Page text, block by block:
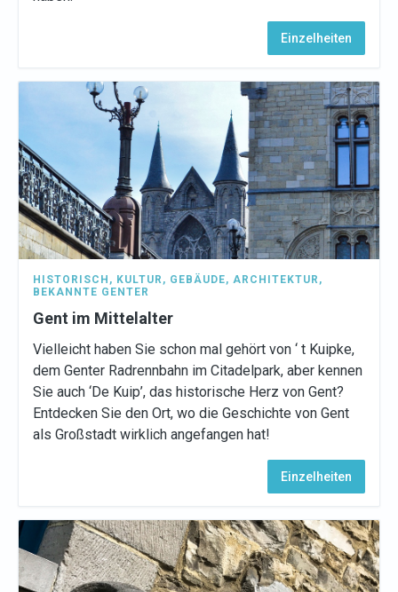
Einzelheiten
HISTORISCH , KULTUR , GEBÄUDE, ARCHITEKTUR ,
BEKANNTE GENTER
Gent im Mittelalter
Vielleicht haben Sie schon mal gehört von ‘ t Kuipke,
dem Genter Radrennbahn im Citadelpark, aber kennen
Sie auch ‘De Kuip’, das historische Herz von Gent?
Entdecken Sie den Ort, wo die Geschichte von Gent
als Großstadt wirklich angefangen hat!
Einzelheiten